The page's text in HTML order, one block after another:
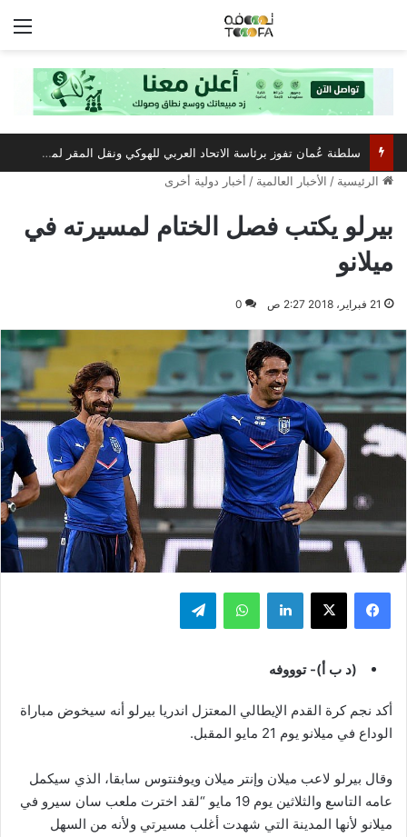
سلطنة عُمان تفوز برئاسة الاتحاد العربي للهوكي ونقل المقر لمسقط
الرئيسية / الأخبار العالمية / أخبار دولية أخرى
بيرلو يكتب فصل الختام لمسيرته في
ميلانو
21 فبراير، 2018 2:27 ص 0
فيسبوك ‫X لينكدإن واتساب تيلقرام
(د ب أ)- توووفه
أكد نجم كرة القدم الإيطالي المعتزل اندريا بيرلو أنه سيخوض مباراة
الوداع في ميلانو يوم 21 مايو المقبل.
وقال بيرلو لاعب ميلان وإنتر ميلان ويوفنتوس سابقا، الذي سيكمل
عامه التاسع والثلاثين يوم 19 مايو “لقد اخترت ملعب سان سيرو في
ميلانو لأنها المدينة التي شهدت أغلب مسيرتي ولأنه من السهل